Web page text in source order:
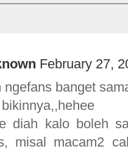
February 27,
ngefans banget
diah kalo boleh
misal macam2